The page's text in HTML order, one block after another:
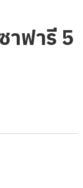
าฟารี 5